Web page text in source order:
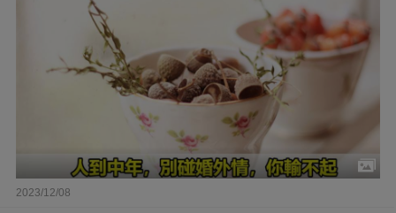
2023/12/08